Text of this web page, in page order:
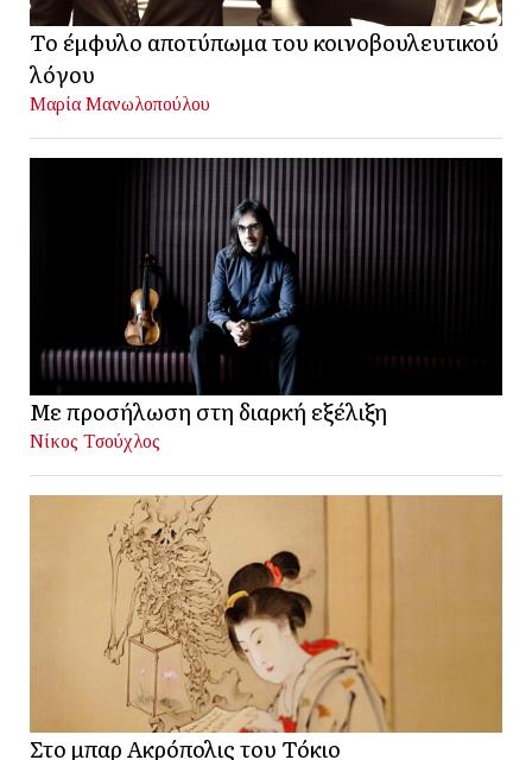
Το έμφυλο αποτύπωμα του κοινοβουλευτικού
λόγου
Μαρία Μανωλοπούλου
Με προσήλωση στη διαρκή εξέλιξη
Νίκος Τσούχλος
Στο μπαρ Ακρόπολις του Τόκιο